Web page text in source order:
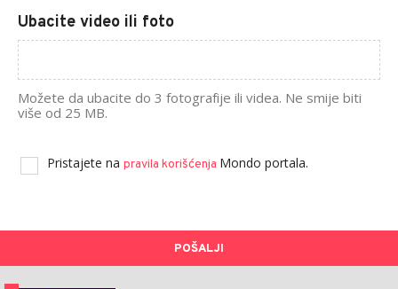
Ubacite video ili foto
Možete da ubacite do 3 fotografije ili videa. Ne smije biti
više od 25 MB.
Pristajete na pravila korišćenja Mondo portala.
POŠALJI